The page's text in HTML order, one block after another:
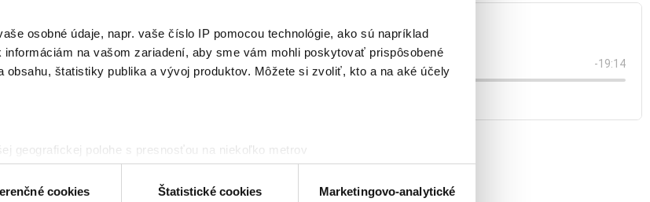
osobné údaje, napr. vaše číslo IP pomocou technológie, ako sú napríklad
na vašom zariadení, aby sme vám mohli poskytovať prispôsobené
obsahu, štatistiky publika a vývoj produktov. Môžete si zvoliť, kto a na aké účely
geografickej polohe s presnosťou na niekoľko metrov
skenovaním konkrétnych charakteristík (odtlačky prstov).
vaše osobné údaje, nájdete v časti s vašimi nastaveniami. Súhlas môžete
cookies Štatistické cookies
Marketingovo-analytické